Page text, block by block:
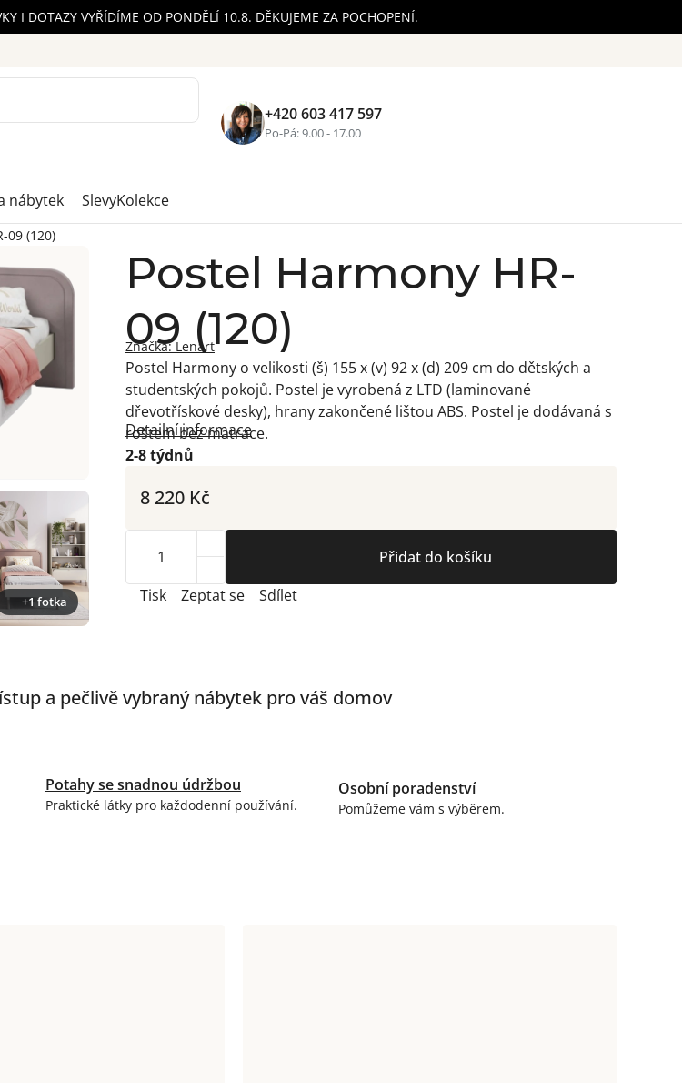
I DOTAZY VYŘÍDÍME OD PONDĚLÍ 10.8. DĚKUJEME ZA POCHOPENÍ.
+420 603 417 597
Po-Pá: 9.00 - 17.00
nábytek SlevyKolekce
09 (120)
+1 fotka
Postel Harmony HR-
09 (120)
Značka:Lenart
8 220 Kč
2-8 týdnů
Přidat do košíku
Postel Harmony o velikosti (š) 155 x (v) 92 x (d) 209 cm do dětských a
studentských pokojů. Postel je vyrobená z LTD (laminované
dřevotřískové desky), hrany zakončené lištou ABS. Postel je dodávaná s
roštem bez matrace.
Detailní informace
Tisk Zeptat se Sdílet
a pečlivě vybraný nábytek pro váš domov
Potahy se snadnou údržbou
Praktické látky pro každodenní používání.
Osobní poradenství
Pomůžeme vám s výběrem.